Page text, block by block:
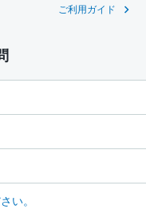
ご利用ガイド
い。